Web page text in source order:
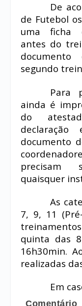
De
de Futebol
uma ficha
antes do
segundo
Para
ainda é
do
documento
precisam
quaisquer
As
7, 9, 11
quinta das
16h30min.
realizadas
Em
Comentário